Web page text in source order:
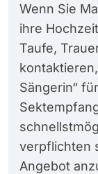
Wenn Sie
ihre
Taufe,
Sängerin“
verpflichten
Angebot